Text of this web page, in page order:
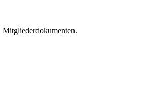
Mitgliederdokumenten.